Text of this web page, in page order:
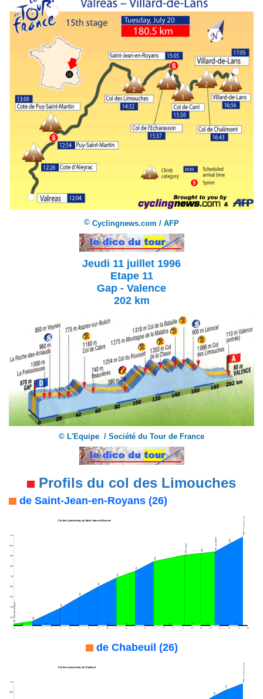
© Cyclingnews.com / AFP
Jeudi 11 juillet 1996
Etape 11
Gap - Valence
202 km
© L'Equipe / Société du Tour de France
Profils du col des Limouches
de Saint-Jean-en-Royans (26)
de Chabeuil (26)